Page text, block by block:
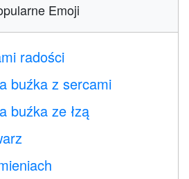
Emoji
radości
buźka z sercami
buźka ze łzą